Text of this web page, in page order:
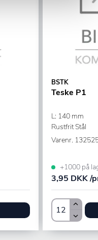
BSTK
Teske P1
L: 140 mm
Rustfrit Stål
Varenr.
+1000 på
3,95 DKK /